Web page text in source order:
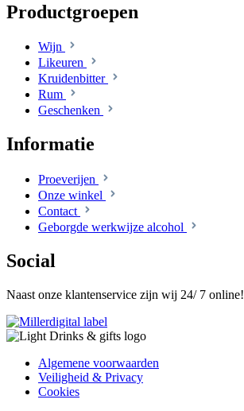
Productgroepen
Wijn
Likeuren
Kruidenbitter
Rum
Geschenken
Informatie
Proeverijen
Onze winkel
Contact
Geborgde werkwijze alcohol
Social
Naast onze klantenservice zijn wij 24/ 7 online!
Algemene voorwaarden
Veiligheid & Privacy
Cookies